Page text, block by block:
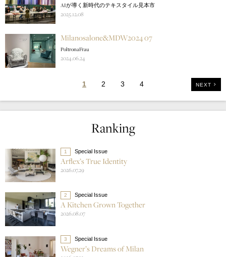
AIが導く新時代のテキスタイル見本市
2025.12.08
Milanosalone&MDW2024 07
PoltronaFrau
2024.06.24
1 2 3 4 NEXT
Ranking
1 Special Issue
Arflex’s True Identity
2026.07.29
2 Special Issue
A Kitchen Grown Together
2026.08.07
3 Special Issue
Wegner’s Dreams of Milan